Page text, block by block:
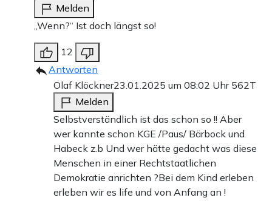
Melden
„Wenn?“ Ist doch längst so!
12
Antworten
Olaf Klöckner23.01.2025 um 08:02 Uhr 562T
Melden
Selbstverständlich ist das schon so !! Aber
wer kannte schon KGE /Paus/ Bärbock und
Habeck z.b Und wer hätte gedacht was diese
Menschen in einer Rechtstaatlichen
Demokratie anrichten ?Bei dem Kind erleben
erleben wir es life und von Anfang an !